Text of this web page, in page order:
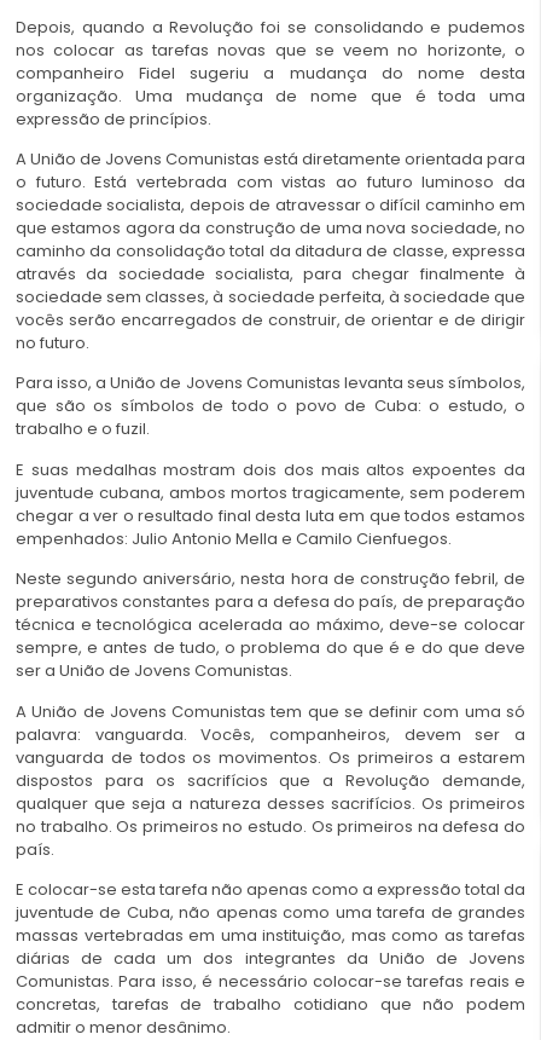
Depois, quando a Revolução foi se consolidando e pudemos
nos colocar as tarefas novas que se veem no horizonte, o
companheiro Fidel sugeriu a mudança do nome desta
organização. Uma mudança de nome que é toda uma
expressão de princípios.
A União de Jovens Comunistas está diretamente orientada para
o futuro. Está vertebrada com vistas ao futuro luminoso da
sociedade socialista, depois de atravessar o difícil caminho em
que estamos agora da construção de uma nova sociedade, no
caminho da consolidação total da ditadura de classe, expressa
através da sociedade socialista, para chegar finalmente à
sociedade sem classes, à sociedade perfeita, à sociedade que
vocês serão encarregados de construir, de orientar e de dirigir
no futuro.
Para isso, a União de Jovens Comunistas levanta seus símbolos,
que são os símbolos de todo o povo de Cuba: o estudo, o
trabalho e o fuzil.
E suas medalhas mostram dois dos mais altos expoentes da
juventude cubana, ambos mortos tragicamente, sem poderem
chegar a ver o resultado final desta luta em que todos estamos
empenhados: Julio Antonio Mella e Camilo Cienfuegos.
Neste segundo aniversário, nesta hora de construção febril, de
preparativos constantes para a defesa do país, de preparação
técnica e tecnológica acelerada ao máximo, deve-se colocar
sempre, e antes de tudo, o problema do que é e do que deve
ser a União de Jovens Comunistas.
A União de Jovens Comunistas tem que se definir com uma só
palavra: vanguarda. Vocês, companheiros, devem ser a
vanguarda de todos os movimentos. Os primeiros a estarem
dispostos para os sacrifícios que a Revolução demande,
qualquer que seja a natureza desses sacrifícios. Os primeiros
no trabalho. Os primeiros no estudo. Os primeiros na defesa do
país.
E colocar-se esta tarefa não apenas como a expressão total da
juventude de Cuba, não apenas como uma tarefa de grandes
massas vertebradas em uma instituição, mas como as tarefas
diárias de cada um dos integrantes da União de Jovens
Comunistas. Para isso, é necessário colocar-se tarefas reais e
concretas, tarefas de trabalho cotidiano que não podem
admitir o menor desânimo.